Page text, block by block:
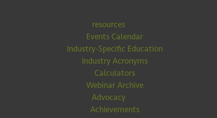
resources
Events Calendar
Industry-Specific Education
Industry Acronyms
Calculators
Webinar Archive
Advocacy
Achievements